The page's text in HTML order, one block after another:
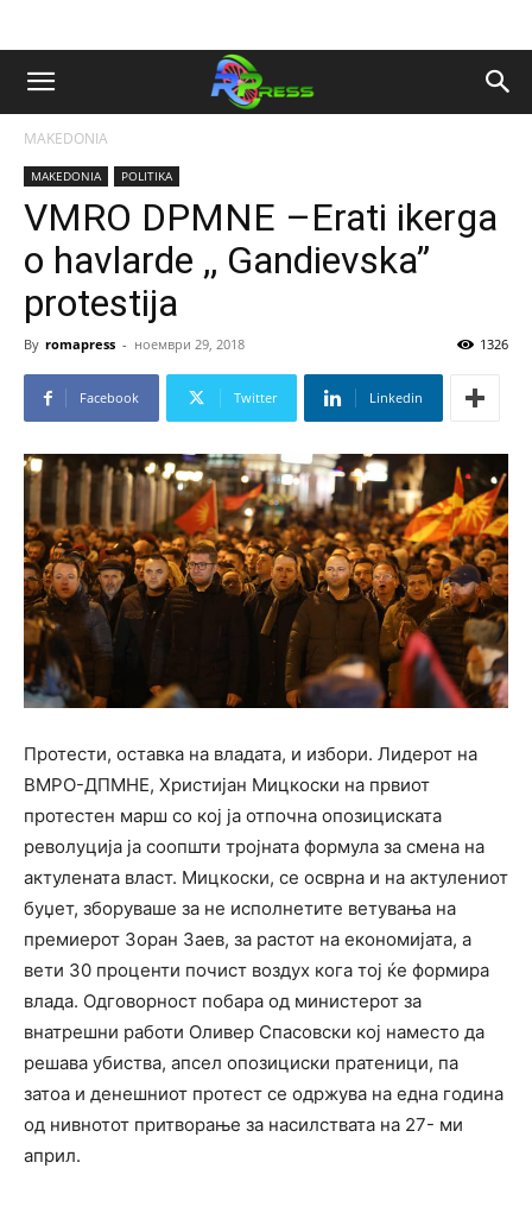
MAKEDONIA
MAKEDONIA POLITIKA
VMRO DPMNE –Erati ikerga
o havlarde ,, Gandievska”
protestija
By romapress - ноември 29, 2018 1326
Facebook Twitter Linkedin
Протести, оставка на владата, и избори. Лидерот на
ВМРО-ДПМНЕ, Христијан Мицкоски на првиот
протестен марш со кој ја отпочна опозициската
револуција ја соопшти тројната формула за смена на
актулената власт. Мицкоски, се осврна и на актулениот
буџет, зборуваше за не исполнетите ветувања на
премиерот Зоран Заев, за растот на економијата, а
вети 30 проценти почист воздух кога тој ќе формира
влада. Одговорност побара од министерот за
внатрешни работи Оливер Спасовски кој наместо да
решава убиства, апсел опозициски пратеници, па
затоа и денешниот протест се одржува на една година
од нивнотот притворање за насилствата на 27- ми
април.